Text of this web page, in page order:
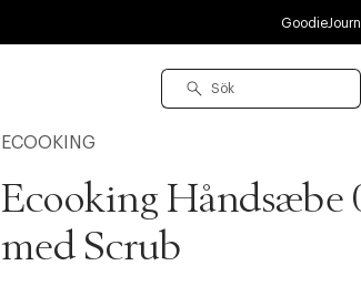
Goodie
ECOOKING
Ecooking Håndsæbe
med Scrub